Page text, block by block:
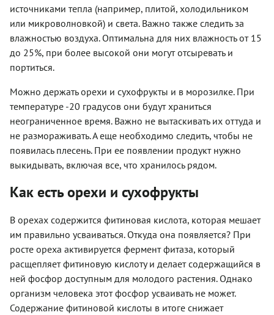
источниками тепла (например, плитой, холодильником
или микроволновкой) и света. Важно также следить за
влажностью воздуха. Оптимальна для них влажность от 15
до 25%, при более высокой они могут отсыревать и
портиться.
Можно держать орехи и сухофрукты и в морозилке. При
температуре -20 градусов они будут храниться
неограниченное время. Важно не вытаскивать их оттуда и
не размораживать. А еще необходимо следить, чтобы не
появилась плесень. При ее появлении продукт нужно
выкидывать, включая все, что хранилось рядом.
Как есть орехи и сухофрукты
В орехах содержится фитиновая кислота, которая мешает
им правильно усваиваться. Откуда она появляется? При
росте ореха активируется фермент фитаза, который
расщепляет фитиновую кислоту и делает содержащийся в
ней фосфор доступным для молодого растения. Однако
организм человека этот фосфор усваивать не может.
Содержание фитиновой кислоты в итоге снижает